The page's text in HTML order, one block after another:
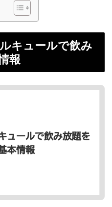
キュールで飲み
報